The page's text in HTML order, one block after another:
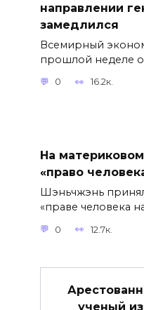
направлении
замедлился
Всемирный
прошлой неделе
0 16.2к.
На
«право
Шэньчжэнь
«праве человека
0 12.7к.
ученый